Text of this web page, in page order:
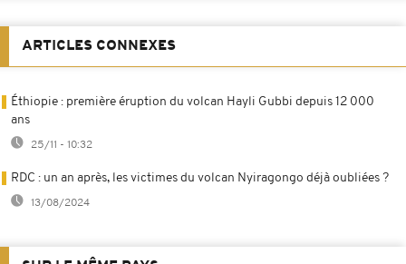
ARTICLES CONNEXES
Éthiopie : première éruption du volcan Hayli Gubbi depuis 12 000
ans
25/11 - 10:32
RDC : un an après, les victimes du volcan Nyiragongo déjà oubliées ?
13/08/2024